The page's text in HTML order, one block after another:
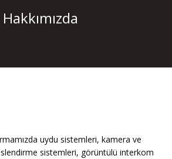
Hakkımızda
uydu sistemleri, kamera ve
sistemleri, görüntülü interkom